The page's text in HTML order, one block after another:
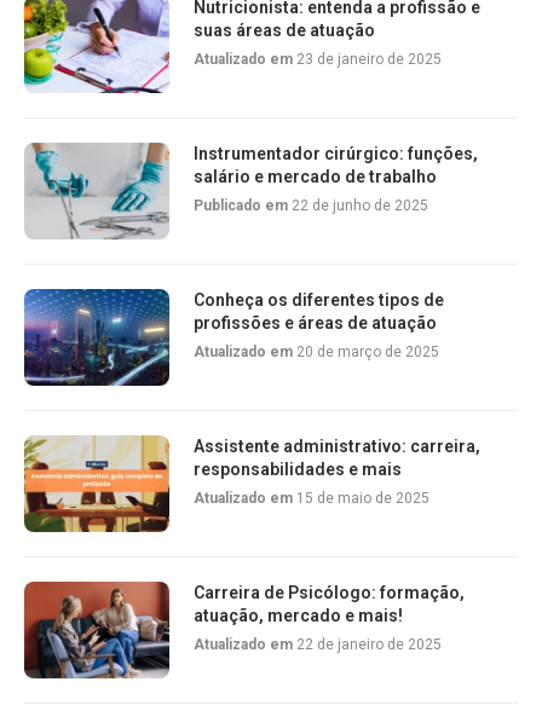
Nutricionista: entenda a profissão e
suas áreas de atuação
Atualizado em 23 de janeiro de 2025
Instrumentador cirúrgico: funções,
salário e mercado de trabalho
Publicado em 22 de junho de 2025
Conheça os diferentes tipos de
profissões e áreas de atuação
Atualizado em 20 de março de 2025
Assistente administrativo: carreira,
responsabilidades e mais
Atualizado em 15 de maio de 2025
Carreira de Psicólogo: formação,
atuação, mercado e mais!
Atualizado em 22 de janeiro de 2025